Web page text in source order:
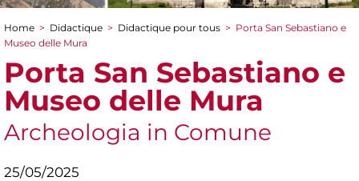
You are here
Home > Didactique > Didactique pour tous > Porta San Sebastiano e
Museo delle Mura
Porta San Sebastiano e
Museo delle Mura
Archeologia in Comune
25/05/2025